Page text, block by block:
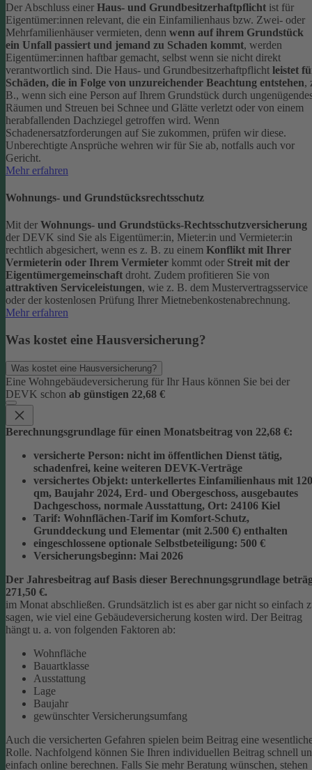
Der Abschluss einer Haus- und Grundbesitzerhaftpflicht ist für
Eigentümer:innen relevant, die ein Einfamilienhaus bzw. Zwei- oder
Mehrfamilienhäuser vermieten, denn wenn auf ihrem Grundstück
ein Unfall passiert und jemand zu Schaden kommt, werden
Eigentümer:innen haftbar gemacht, selbst wenn sie nicht direkt
verantwortlich sind. Die Haus- und Grundbesitzerhaftpflicht leistet
Schäden, die in Folge von unzureichender Beachtung entstehen,
B., wenn sich eine Person auf Ihrem Grundstück durch
Räumen und Streuen bei Schnee und Glätte verletzt oder von einem
herabfallenden Dachziegel getroffen wird. Wenn
Schadenersatzforderungen auf Sie zukommen, prüfen wir diese.
Unberechtigte Ansprüche wehren wir für Sie ab, notfalls auch vor
Gericht.
Mehr erfahren
Wohnungs- und Grundstücksrechtsschutz
Mit der Wohnungs- und Grundstücks-Rechtsschutzversicherung
der DEVK sind Sie als Eigentümer:in, Mieter:in und Vermieter:in
rechtlich abgesichert, wenn es z. B. zu einem Konflikt mit Ihrer
Vermieterin oder Ihrem Vermieter kommt oder Streit mit der
Eigentümergemeinschaft droht. Zudem profitieren Sie von
attraktiven Serviceleistungen, wie z. B. dem Mustervertragsservice
oder der kostenlosen Prüfung Ihrer Mietnebenkostenabrechnung.
Mehr erfahren
Was kostet eine Hausversicherung?
Was kostet eine Hausversicherung?
Eine Wohngebäudeversicherung für Ihr Haus können Sie bei der
DEVK schon ab günstigen 22,68 €
Berechnungsgrundlage für einen Monatsbeitrag von 22,68 €:
versicherte Person: nicht im öffentlichen Dienst tätig,
schadenfrei, keine weiteren DEVK-Verträge
versichertes Objekt: unterkellertes Einfamilienhaus mit 120
qm, Baujahr 2024, Erd- und Obergeschoss, ausgebautes
Dachgeschoss, normale Ausstattung, Ort: 24106 Kiel
Tarif: Wohnflächen-Tarif im Komfort-Schutz,
Grunddeckung und Elementar (mit 2.500 €) enthalten
eingeschlossene optionale Selbstbeteiligung: 500 €
Versicherungsbeginn: Mai 2026
Der Jahresbeitrag auf Basis dieser Berechnungsgrundlage
271,50 €.
im Monat abschließen. Grundsätzlich ist es aber gar nicht so einfach
sagen, wie viel eine Gebäudeversicherung kosten wird. Der Beitrag
hängt u. a. von folgenden Faktoren ab:
Wohnfläche
Bauartklasse
Ausstattung
Lage
Baujahr
gewünschter Versicherungsumfang
Auch die versicherten Gefahren spielen beim Beitrag eine
Rolle. Nachfolgend können Sie Ihren individuellen Beitrag schnell
einfach online berechnen. Falls Sie mehr Beratung wünschen, stehen